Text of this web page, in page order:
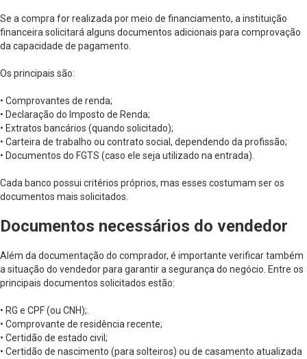
Se a compra for realizada por meio de financiamento, a instituição
financeira solicitará alguns documentos adicionais para comprovação
da capacidade de pagamento.
Os principais são:
• Comprovantes de renda;
• Declaração do Imposto de Renda;
• Extratos bancários (quando solicitado);
• Carteira de trabalho ou contrato social, dependendo da profissão;
• Documentos do FGTS (caso ele seja utilizado na entrada).
Cada banco possui critérios próprios, mas esses costumam ser os
documentos mais solicitados.
Documentos necessários do vendedor
Além da documentação do comprador, é importante verificar também
a situação do vendedor para garantir a segurança do negócio. Entre os
principais documentos solicitados estão:
• RG e CPF (ou CNH);.
• Comprovante de residência recente;
• Certidão de estado civil;
• Certidão de nascimento (para solteiros) ou de casamento atualizada